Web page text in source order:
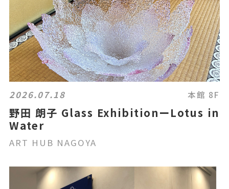
2026.07.18 本館 8F
野田 朗子 Glass ExhibitionーLotus in
Water
ART HUB NAGOYA